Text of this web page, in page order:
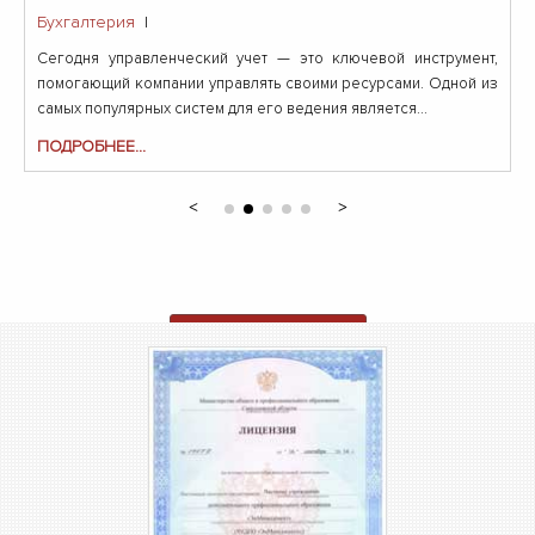
Бухгалтерия |
Сегодня управленческий учет — это ключевой инструмент,
помогающий компании управлять своими ресурсами. Одной из
самых популярных систем для его ведения является...
ПОДРОБНЕЕ...